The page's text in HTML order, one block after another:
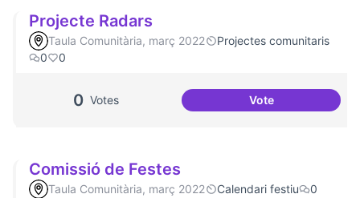
Projecte Radars
Taula Comunitària, març 2022
Projectes comunitaris
0
0
0 Votes VoteProjecte Radars
Comissió de Festes
Taula Comunitària, març 2022 Calendari festiu
0